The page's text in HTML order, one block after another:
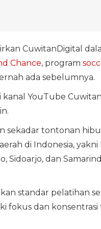
CuwitanDigital
Chance, program
ada sebelumnya.
kanal YouTube
sekadar tontonan
di Indonesia, yakni
Sidoarjo, dan
standar pelatihan
fokus dan konsentrasi